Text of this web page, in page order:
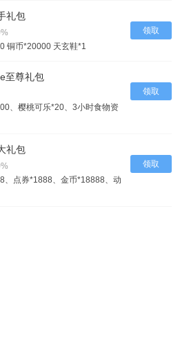
礼包
铜币*20000 天玄鞋*1
领取
至尊礼包
、樱桃可乐*20、3小时食物资
领取
礼包
、点券*1888、金币*18888、动
领取